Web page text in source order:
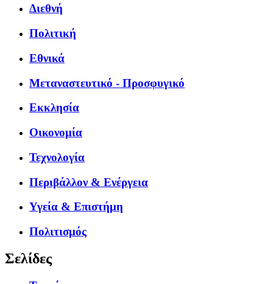
Διεθνή
Πολιτική
Εθνικά
Μεταναστευτικό - Προσφυγικό
Εκκλησία
Οικονομία
Τεχνολογία
Περιβάλλον & Ενέργεια
Υγεία & Επιστήμη
Πολιτισμός
Σελίδες